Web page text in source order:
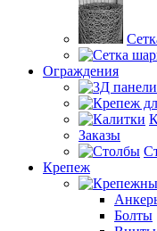
Ограждения
Заказы
Крепеж
Болты